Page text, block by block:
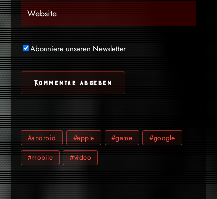
Abonniere unseren Newsletter
#android #apple #game #google
#mobile #video